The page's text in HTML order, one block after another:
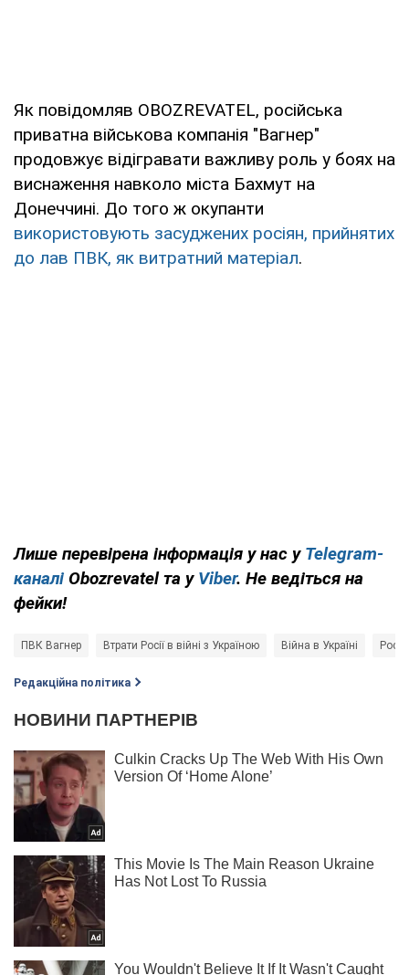
Як повідомляв OBOZREVATEL, російська
приватна військова компанія "Вагнер"
продовжує відігравати важливу роль у боях на
виснаження навколо міста Бахмут на
Донеччині. До того ж окупанти
використовують засуджених росіян, прийнятих
до лав ПВК, як витратний матеріал.
Лише перевірена інформація у нас у Telegram-
каналі Obozrevatel та у Viber. Не ведіться на
фейки!
ПВК Вагнер Втрати Росії в війні з Україною Війна в Україні
Редакційна політика